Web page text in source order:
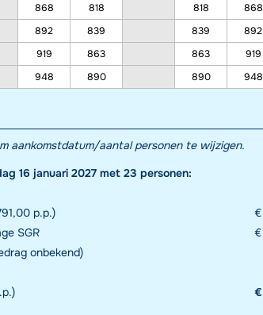
868 818 818 868
892 839 839 892
919 863 863 919
948 890 890 948
aankomstdatum/aantal personen te wijzigen.
16 januari 2027 met 23 personen:
p.p.) €
SGR €
onbekend)
€